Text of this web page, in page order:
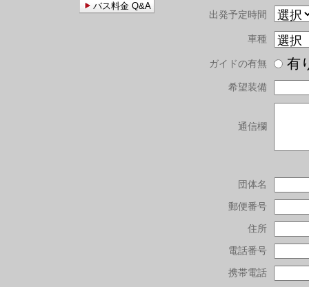
出発予定時間
車種
ガイドの有無
希望装備
通信欄
団体名
郵便番号
住所
電話番号
携帯電話
バス料金 Q&A